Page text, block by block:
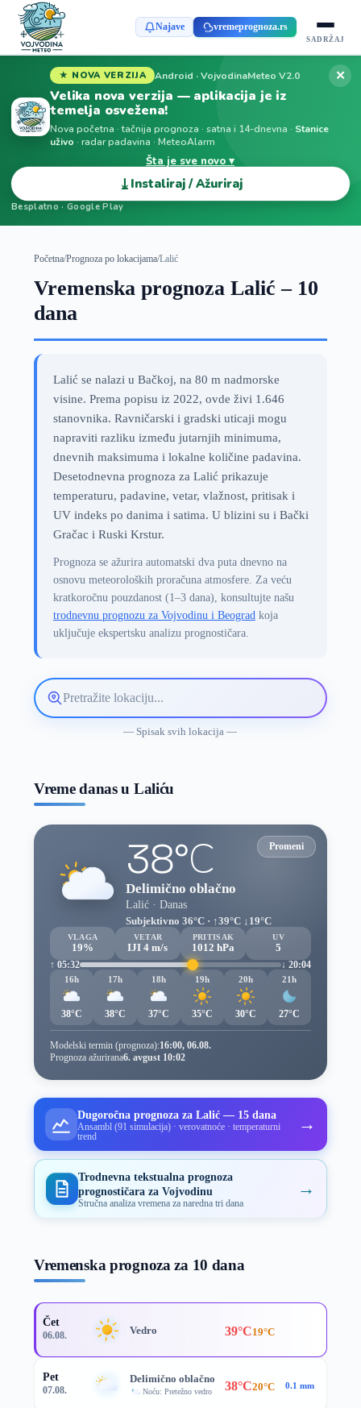
Najave vremeprognoza.rs
SADRŽAJ
★ NOVA VERZIJA Android · VojvodinaMeteo V2.0
Velika nova verzija — aplikacija je iz
temelja osvežena!
Nova početna · tačnija prognoza · satna i 14-dnevna · Stanice
uživo · radar padavina · MeteoAlarm
Šta je sve novo ▾
⤓ Instaliraj / Ažuriraj
Besplatno · Google Play
✕
Početna/Prognoza po lokacijama/Lalić
Vremenska prognoza Lalić – 10
dana
Lalić se nalazi u Bačkoj, na 80 m nadmorske
visine. Prema popisu iz 2022, ovde živi 1.646
stanovnika. Ravničarski i gradski uticaji mogu
napraviti razliku između jutarnjih minimuma,
dnevnih maksimuma i lokalne količine padavina.
Desetodnevna prognoza za Lalić prikazuje
temperaturu, padavine, vetar, vlažnost, pritisak i
UV indeks po danima i satima. U blizini su i Bački
Gračac i Ruski Krstur.
Prognoza se ažurira automatski dva puta dnevno na
osnovu meteoroloških proračuna atmosfere. Za veću
kratkoročnu pouzdanost (1–3 dana), konsultujte našu
trodnevnu prognozu za Vojvodinu i Beogradkoja
uključuje ekspertsku analizu prognostičara.
Pretražite
lokaciju
— Spisak svih lokacija —
Vreme danas u Laliću
Promeni
38°C
Delimično oblačno
Lalić · Danas
Subjektivno 36°C · ↑39°C ↓19°C
VLAGA
19%
VETAR
IJI 4 m/s
PRITISAK
1012 hPa
UV
5
↑ 05:32
↓ 20:04
16h
38°C
17h
38°C
18h
37°C
19h
35°C
20h
30°C
21h
27°C
Modelski termin (prognoza):16:00, 06.08.
Prognoza ažurirana6. avgust 10:02
Dugoročna prognoza za Lalić — 15 dana
Ansambl (91 simulacija) · verovatnoće · temperaturni
trend
→
Trodnevna tekstualna prognoza
prognostičara za Vojvodinu
Stručna analiza vremena za naredna tri dana
→
Vremenska prognoza za 10 dana
Čet
06.08. Vedro 39°C19°C
Pet
07.08.
Delimično oblačno
Noću: Pretežno vedro 38°C20°C 0.1 mm